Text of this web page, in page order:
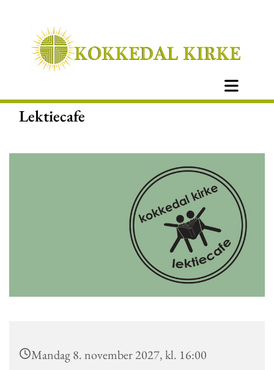
Lektiecafe
Mandag 8. november 2027, kl. 16:00